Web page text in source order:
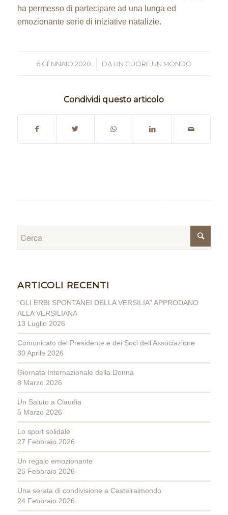
ha permesso di partecipare ad una lunga ed
emozionante serie di iniziative natalizie.
6 GENNAIO 2020
/ DA UN CUORE UN MONDO
Condividi questo articolo
ARTICOLI RECENTI
“GLI ERBI SPONTANEI DELLA VERSILIA” APPRODANO
ALLA VERSILIANA
13 Luglio 2026
Comunicato del Presidente e dei Soci dell’Associazione
30 Aprile 2026
Giornata Internazionale della Donna
8 Marzo 2026
Un Saluto a Claudia
5 Marzo 2026
Lo sport solidale
27 Febbraio 2026
Un regalo emozionante
25 Febbraio 2026
Una serata di condivisione a Castelraimondo
24 Febbraio 2026